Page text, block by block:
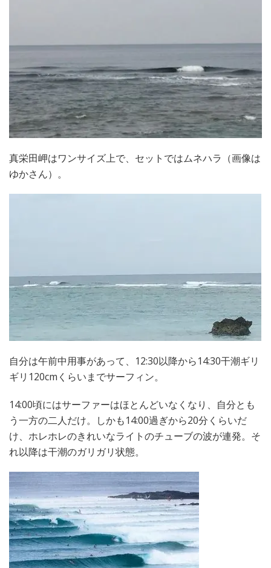
真栄田岬はワンサイズ上で、セットではムネハラ（画像は
ゆかさん）。
自分は午前中用事があって、12:30以降から14:30干潮ギリ
ギリ120cmくらいまでサーフィン。
14:00頃にはサーファーはほとんどいなくなり、自分とも
う一方の二人だけ。しかも14:00過ぎから20分くらいだ
け、ホレホレのきれいなライトのチューブの波が連発。そ
れ以降は干潮のガリガリ状態。